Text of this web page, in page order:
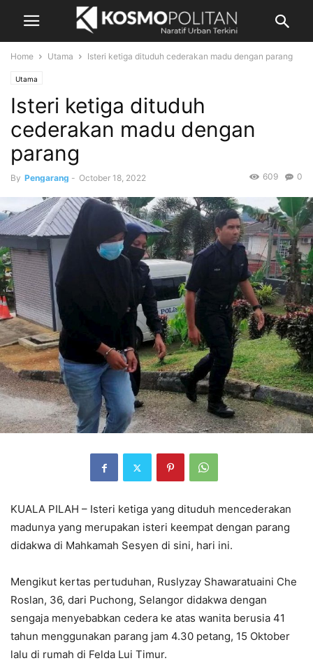
Home Utama Isteri ketiga dituduh cederakan madu dengan parang
Utama
Isteri ketiga dituduh
cederakan madu dengan
parang
By Pengarang - October 18, 2022 0
609
KUALA PILAH – Isteri ketiga yang dituduh mencederakan
madunya yang merupakan isteri keempat dengan parang
didakwa di Mahkamah Sesyen di sini, hari ini.
Mengikut kertas pertuduhan, Ruslyzay Shawaratuaini Che
Roslan, 36, dari Puchong, Selangor didakwa dengan
sengaja menyebabkan cedera ke atas wanita berusia 41
tahun menggunakan parang jam 4.30 petang, 15 Oktober
lalu di rumah di Felda Lui Timur.